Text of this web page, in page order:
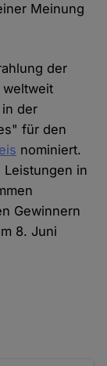
Meinung
der
weltweit
der
für den
nominiert.
Leistungen in
Gewinnern
8. Juni